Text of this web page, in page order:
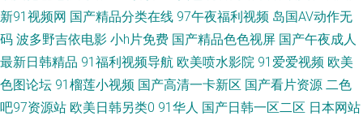
av 国产精品二期 国产自拍第一页 性爱av影院 91蜜桃播 91香蕉tv 抖阴蜜桃
樱桃91 国产精品v 韩国福利影院 精品毛片 久久伊人视频 免费看三级AV片 欧
美少女性性交 91综合资源 国产性爱图 男女91免费观看 婷婷香蕉综合操网 性
新91视频网 国产精品分类在线 97午夜福利视频 岛国AV动作无
码 波多野吉依电影 小h片免费 国产精品色色视屏 国产午夜成人
最新日韩精品 91福利视频导航 欧美喷水影院 91爱爱视频 欧美
色图论坛 91榴莲小视频 国产高清一卡新区 国产看片资源 二色
吧97资源站 欧美日韩另类0 91华人 国产日韩一区二区 日本网站